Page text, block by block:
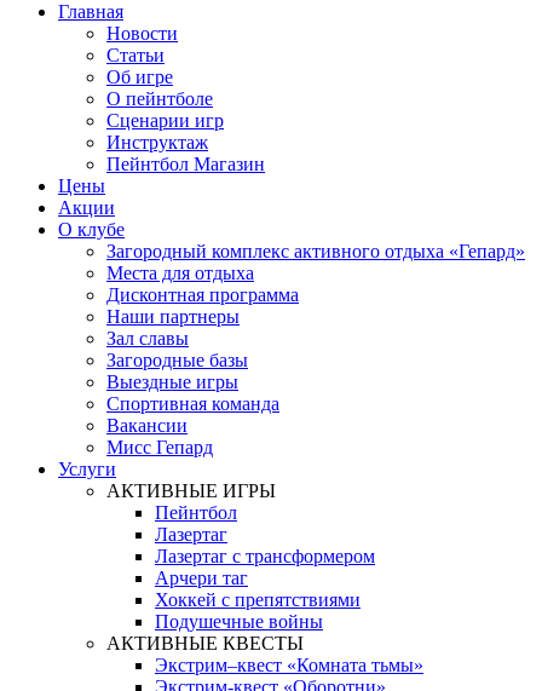
Главная
Новости
Статьи
Об игре
О пейнтболе
Сценарии игр
Инструктаж
Пейнтбол Магазин
Цены
Акции
О клубе
Загородный комплекс активного отдыха «Гепард»
Места для отдыха
Дисконтная программа
Наши партнеры
Зал славы
Загородные базы
Выездные игры
Спортивная команда
Вакансии
Мисс Гепард
Услуги
АКТИВНЫЕ ИГРЫ
Пейнтбол
Лазертаг
Лазертаг с трансформером
Арчери таг
Хоккей с препятствиями
Подушечные войны
АКТИВНЫЕ КВЕСТЫ
Экстрим–квест «Комната тьмы»
Экстрим-квест «Оборотни»